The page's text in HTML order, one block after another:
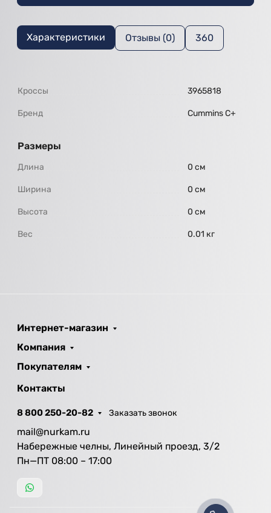
Характеристики Отзывы (0) 360
Кроссы 3965818
Бренд Cummins C+
Размеры
Длина 0 см
Ширина 0 см
Высота 0 см
Вес 0.01 кг
Интернет-магазин
Компания
Покупателям
Контакты
8 800 250-20-82 Заказать звонок
mail@nurkam.ru
Набережные челны, Линейный проезд, 3/2
Пн—ПТ 08:00 – 17:00